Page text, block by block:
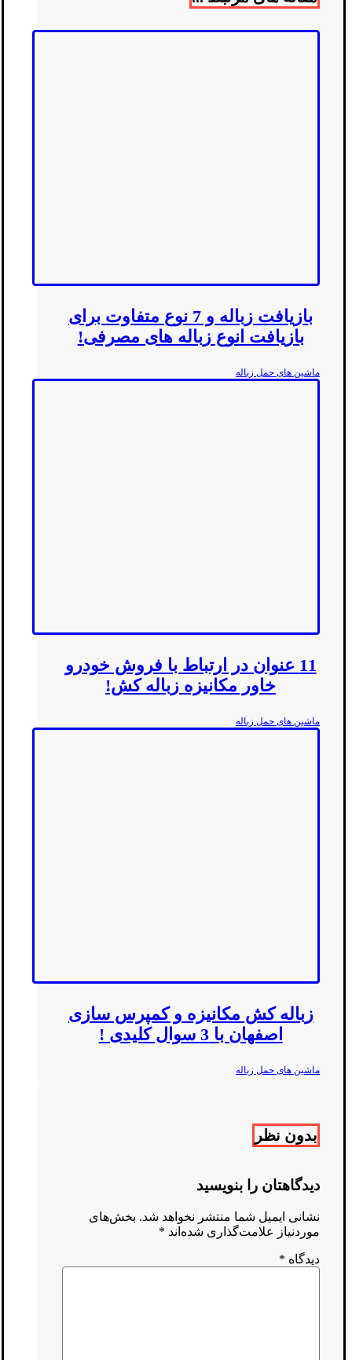
بازیافت زباله و 7 نوع متفاوت برای
بازیافت انوع زباله های مصرفی!
ماشین های حمل زباله
11 عنوان در ارتباط با فروش خودرو
خاور مکانیزه زباله کش!
ماشین های حمل زباله
زباله کش مکانیزه و کمپرس سازی
اصفهان با 3 سوال کلیدی !
ماشین های حمل زباله
بدون نظر
دیدگاهتان را بنویسید
نشانی ایمیل شما منتشر نخواهد شد. بخش‌های
موردنیاز علامت‌گذاری شده‌اند *
دیدگاه *